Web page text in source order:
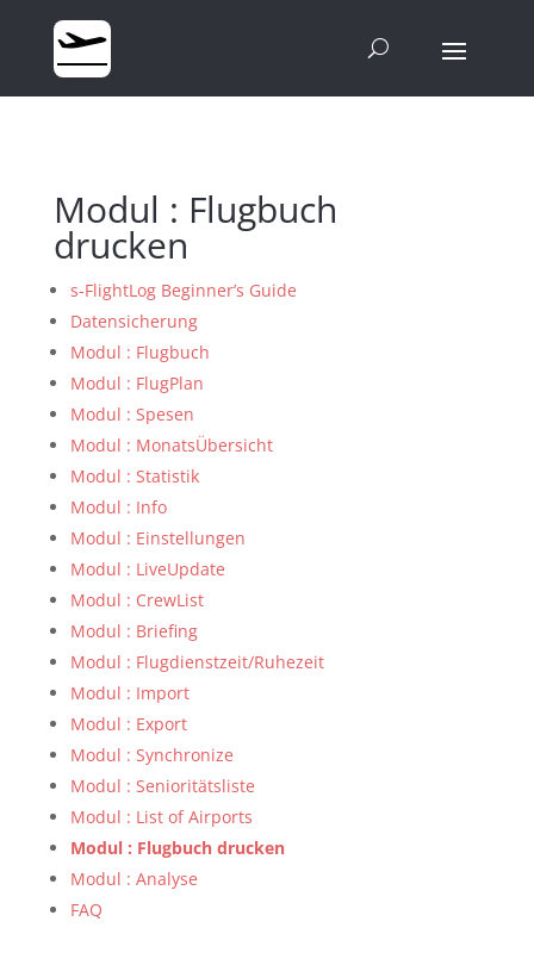
Modul : Flugbuch
drucken
s-FlightLog Beginner’s Guide
Datensicherung
Modul : Flugbuch
Modul : FlugPlan
Modul : Spesen
Modul : MonatsÜbersicht
Modul : Statistik
Modul : Info
Modul : Einstellungen
Modul : LiveUpdate
Modul : CrewList
Modul : Briefing
Modul : Flugdienstzeit/Ruhezeit
Modul : Import
Modul : Export
Modul : Synchronize
Modul : Senioritätsliste
Modul : List of Airports
Modul : Flugbuch drucken
Modul : Analyse
FAQ